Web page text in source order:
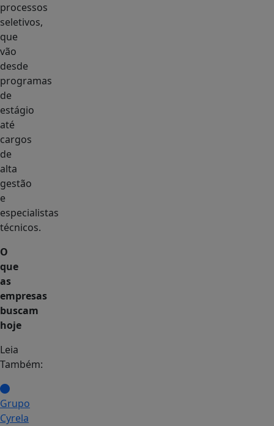
processos
seletivos,
que
vão
desde
programas
de
estágio
até
cargos
de
alta
gestão
e
especialistas
técnicos.
O
que
as
empresas
buscam
hoje
Leia
Também:
Grupo
Cyrela